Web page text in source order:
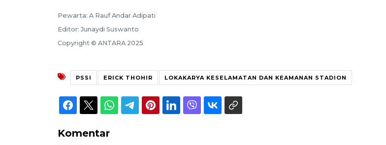
Pewarta: A Rauf Andar Adipati
Editor: Junaydi Suswanto
Copyright © ANTARA 2025
PSSI ERICK THOHIR LOKAKARYA KESELAMATAN DAN KEAMANAN STADION
Komentar